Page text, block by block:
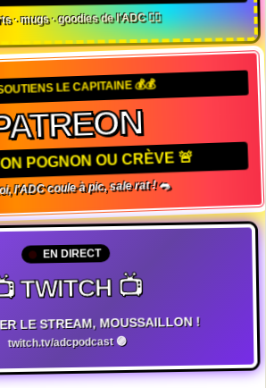
· mugs · goodies de l'ADC 🏴‍☠️
LE CAPITAINE 💰💰
POGNON OU CRÈVE 🚨
l'ADC coule à pic, sale rat ! 🐀
EN DIRECT
TWITCH 📺
LE STREAM, MOUSSAILLON !
twitch.tv/adcpodcast 🟣